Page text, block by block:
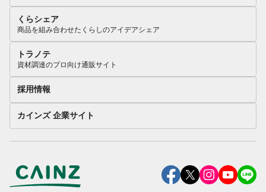
くらシェア
商品を組み合わせたくらしのアイデアシェア
トラノテ
資材調達のプロ向け通販サイト
採用情報
カインズ 企業サイト